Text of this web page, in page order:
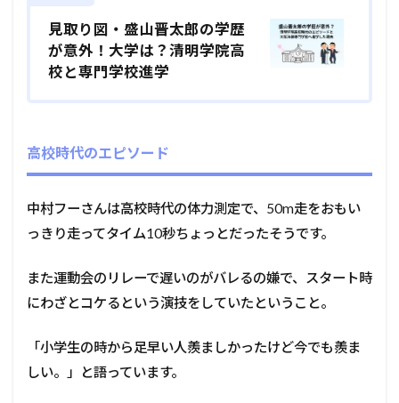
見取り図・盛山晋太郎の学歴
が意外！大学は？清明学院高
校と専門学校進学
高校時代のエピソード
中村フーさんは高校時代の体力測定で、50m走をおもい
っきり走ってタイム10秒ちょっとだったそうです。
また運動会のリレーで遅いのがバレるの嫌で、スタート時
にわざとコケるという演技をしていたということ。
「小学生の時から足早い人羨ましかったけど今でも羨ま
しい。」と語っています。